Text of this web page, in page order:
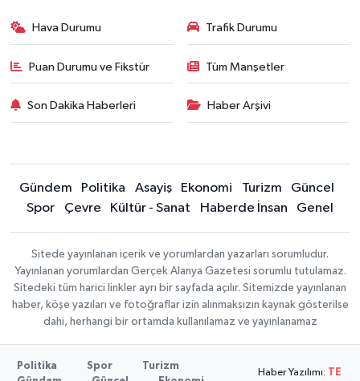
Hava Durumu Trafik Durumu
Puan Durumu ve Fikstür Tüm Manşetler
Son Dakika Haberleri Haber Arşivi
Gündem Politika Asayiş Ekonomi Turizm
Güncel
Spor
Çevre Kültür - Sanat Haberde İnsan Genel
Sitede yayınlanan içerik ve yorumlardan yazarları sorumludur.
Yayınlanan yorumlardan Gerçek Alanya Gazetesi sorumlu tutulamaz.
Sitedeki tüm harici linkler ayrı bir sayfada açılır. Sitemizde yayınlanan
haber, köşe yazıları ve fotoğraflar izin alınmaksızın kaynak gösterilse
dahi, herhangi bir ortamda kullanılamaz ve yayınlanamaz
Politika Spor
Turizm
Haber Yazılımı: TE